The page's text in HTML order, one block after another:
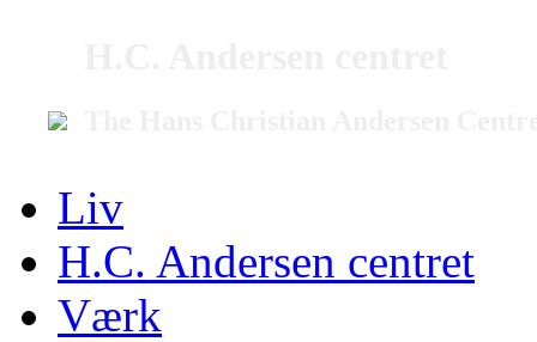
Liv
H.C. Andersen centret
Værk